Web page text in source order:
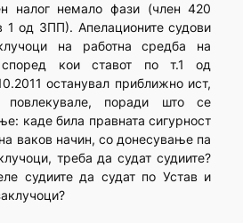
налог немало фази (член 420
1 од ЗПП). Апелационите судови
на работна средба на
според кои ставот по т.1 од
останувал приближно ист,
поради што се
каде била правната сигурност
ваков начин, со донесување па
треба да судат судиите?
судиите да судат по Устав и